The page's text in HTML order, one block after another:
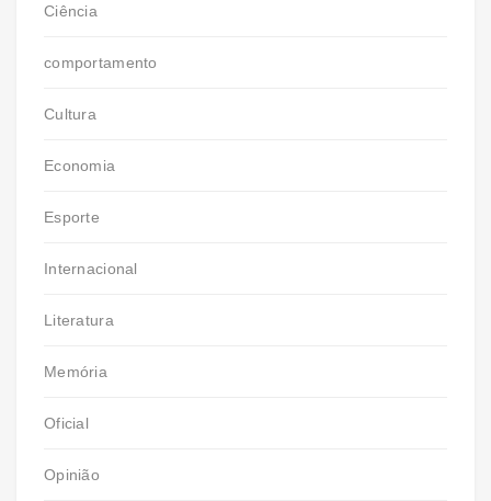
Ciência
comportamento
Cultura
Economia
Esporte
Internacional
Literatura
Memória
Oficial
Opinião